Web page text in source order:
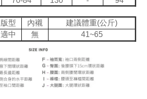
版型 內襯
建議體重(公斤)
適中 無 41~65